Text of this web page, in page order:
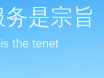
是宗旨
the tenet